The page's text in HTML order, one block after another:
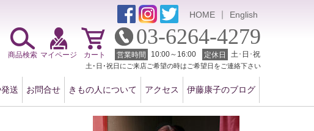
HOME ｜ English
送 お問合せ きもの人について アクセス 伊藤康子のブログ
商品検索 マイページ カート
03-6264-4279
営業時間 10:00～16:00 定休日 土･日･祝
土･日･祝日にご来店ご希望の時はご希望日をご連絡下さい